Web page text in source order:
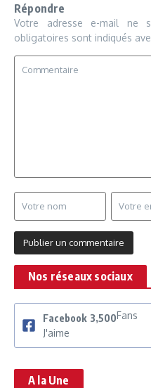
Répondre
Votre adresse e-mail ne
obligatoires sont indiqués
Nos réseaux sociaux
Facebook 3,500Fans
J'aime
A la Une